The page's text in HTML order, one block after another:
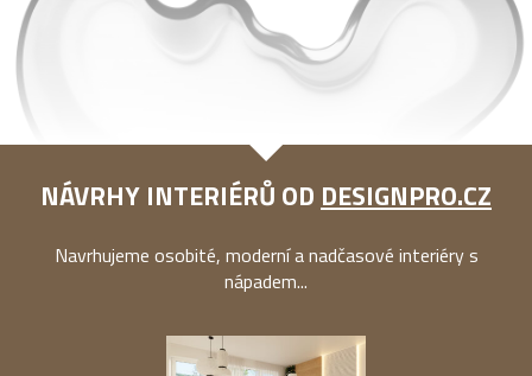
NÁVRHY INTERIÉRŮ OD DESIGNPRO.CZ
Navrhujeme osobité, moderní a nadčasové interiéry s
nápadem...